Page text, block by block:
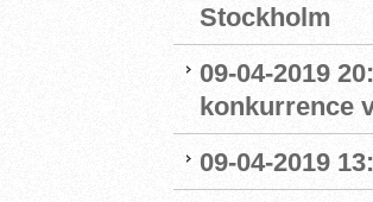
Stockholm
09-04-2019
konkurrence
09-04-2019